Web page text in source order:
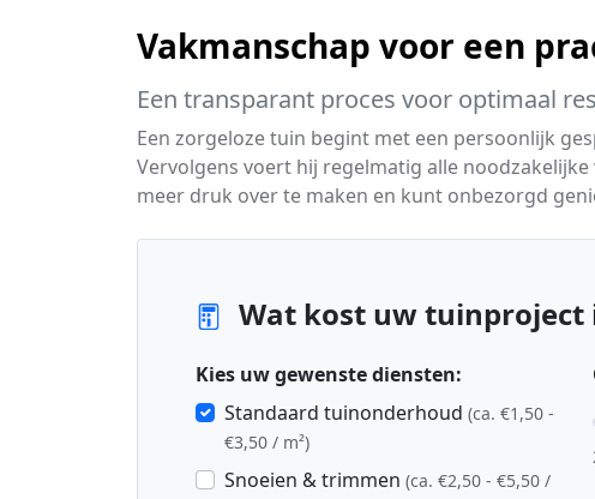
Vakmanschap voor een
Een transparant proces voor optimaal
Een zorgeloze tuin begint met een persoonlijk
Vervolgens voert hij regelmatig alle
meer druk over te maken en kunt onbezorgd
Wat kost uw tuinproject
Kies uw gewenste diensten:
Standaard tuinonderhoud (ca. €1,50 -
€3,50 / m²)
Snoeien & trimmen (ca. €2,50 - €5,50 /